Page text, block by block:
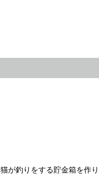
猫が釣りをする貯金箱を作り